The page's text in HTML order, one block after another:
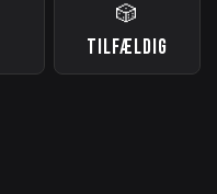
🎲
TILFÆLDIG